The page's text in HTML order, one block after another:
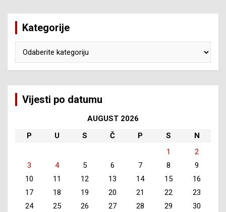
Kategorije
Vijesti po datumu
AUGUST 2026
P
U S Č P S
N
1
2
3
4 5 6 7 8
9
10
11 12 13 14 15
16
17
18 19 20 21 22
23
24
25 26 27 28 29
30